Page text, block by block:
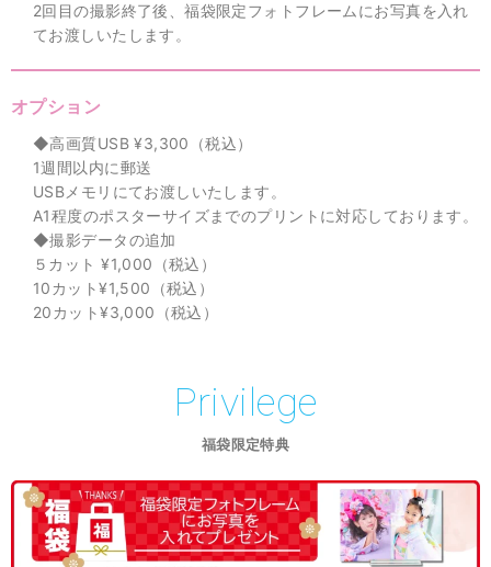
2回目の撮影終了後、福袋限定フォトフレームにお写真を入れ
てお渡しいたします。
オプション
◆高画質USB ¥3,300（税込）
1週間以内に郵送
USBメモリにてお渡しいたします。
A1程度のポスターサイズまでのプリントに対応しております。
◆撮影データの追加
５カット ¥1,000（税込）
10カット¥1,500（税込）
20カット¥3,000（税込）
Privilege
福袋限定特典